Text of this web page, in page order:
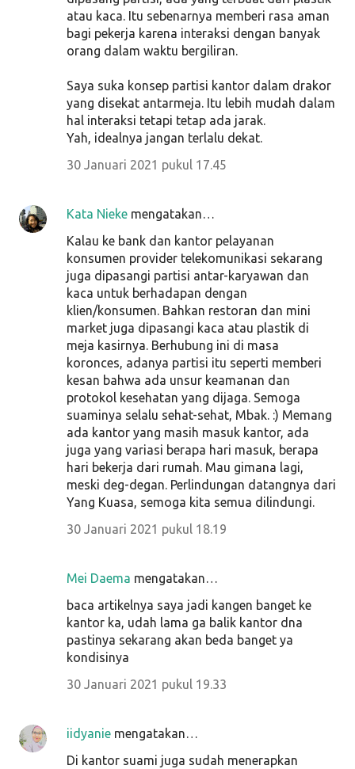
atau kaca. Itu sebenarnya memberi rasa aman
bagi pekerja karena interaksi dengan banyak
orang dalam waktu bergiliran.
Saya suka konsep partisi kantor dalam drakor
yang disekat antarmeja. Itu lebih mudah dalam
hal interaksi tetapi tetap ada jarak.
Yah, idealnya jangan terlalu dekat.
30 Januari 2021 pukul 17.45
Kata Nieke mengatakan…
Kalau ke bank dan kantor pelayanan
konsumen provider telekomunikasi sekarang
juga dipasangi partisi antar-karyawan dan
kaca untuk berhadapan dengan
klien/konsumen. Bahkan restoran dan mini
market juga dipasangi kaca atau plastik di
meja kasirnya. Berhubung ini di masa
koronces, adanya partisi itu seperti memberi
kesan bahwa ada unsur keamanan dan
protokol kesehatan yang dijaga. Semoga
suaminya selalu sehat-sehat, Mbak. :) Memang
ada kantor yang masih masuk kantor, ada
juga yang variasi berapa hari masuk, berapa
hari bekerja dari rumah. Mau gimana lagi,
meski deg-degan. Perlindungan datangnya dari
Yang Kuasa, semoga kita semua dilindungi.
30 Januari 2021 pukul 18.19
Mei Daema mengatakan…
baca artikelnya saya jadi kangen banget ke
kantor ka, udah lama ga balik kantor dna
pastinya sekarang akan beda banget ya
kondisinya
30 Januari 2021 pukul 19.33
iidyanie mengatakan…
Di kantor suami juga sudah menerapkan